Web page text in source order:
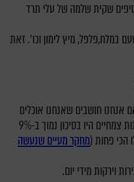
שקית שלמה של עלי תרד
במלח,פלפל, מיץ לימון וכו'. זאת
אנחנו חושבים שאנחנו אוכלים
הרבה, אנשים שאכלו הכי הרבה מזונות צמחיים היו בסיכון נמוך ב-9%
הכי פחות (מחקר מעיים שנעשה